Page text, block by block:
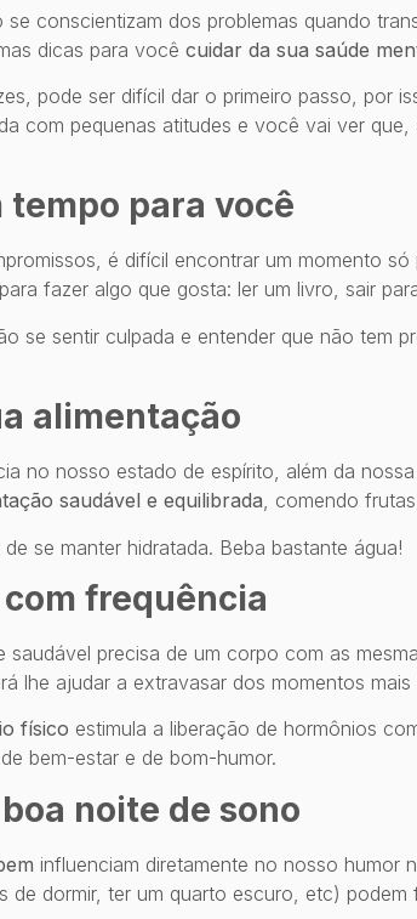
se conscientizam dos problemas quando
dicas para você cuidar da sua saúde
pode ser difícil dar o primeiro passo, por
com pequenas atitudes e você vai ver
tempo para você
é difícil encontrar um momento
fazer algo que gosta: ler um livro, sair
se sentir culpada e entender que não tem
alimentação
no nosso estado de espírito, além da
saudável e equilibrada, comendo
se manter hidratada. Beba bastante água!
frequência
saudável precisa de um corpo com as
lhe ajudar a extravasar dos momentos
físico estimula a liberação de hormônios
bem-estar e de bom-humor.
noite de sono
influenciam diretamente no nosso humor
de dormir, ter um quarto escuro, etc)